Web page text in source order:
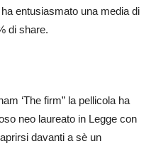
entusiasmato una media di
di share.
‘The firm” la pellicola ha
neo laureato in Legge con
davanti a sè un